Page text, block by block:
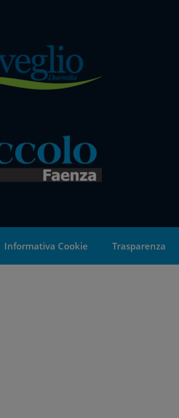
Informativa Cookie Trasparenza